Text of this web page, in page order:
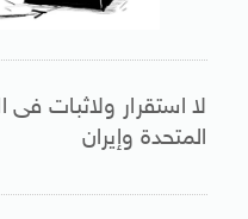
لا استقرار ولاثبات
المتحدة وإيران